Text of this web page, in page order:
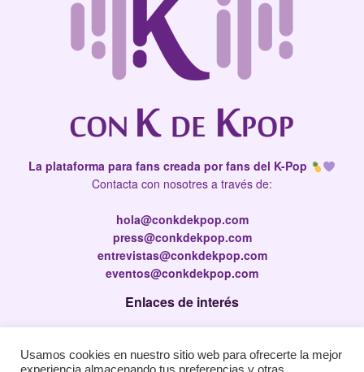
La plataforma para fans creada por fans del K-Pop
Contacta con nosotres a través de:
hola@conkdekpop.com
press@conkdekpop.com
entrevistas@conkdekpop.com
eventos@conkdekpop.com
Enlaces de interés
Política de privacidad
Usamos cookies en nuestro sitio web para ofrecerte la mejor